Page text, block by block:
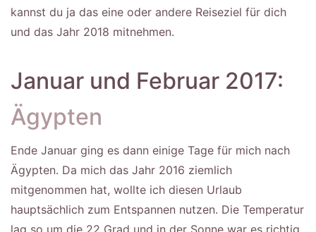
kannst du ja das eine oder andere Reiseziel für dich
und das Jahr 2018 mitnehmen.
Januar und Februar 2017:
Ägypten
Ende Januar ging es dann einige Tage für mich nach
Ägypten. Da mich das Jahr 2016 ziemlich
mitgenommen hat, wollte ich diesen Urlaub
hauptsächlich zum Entspannen nutzen. Die Temperatur
lag so um die 22 Grad und in der Sonne war es richtig